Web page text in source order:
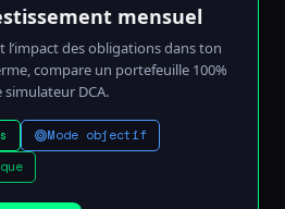
mensuel
des obligations dans ton
compare un portefeuille 100%
DCA.
Mode objectif